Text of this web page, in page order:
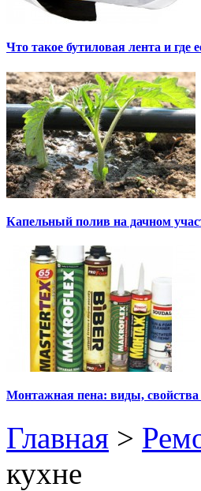
Что такое бутиловая лента и где
Капельный полив на дачном
Монтажная пена: виды, свойства
Главная >
кухне